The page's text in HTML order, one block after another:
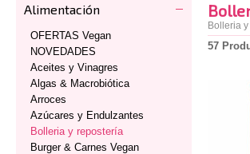
Alimentación
OFERTAS Vegan
NOVEDADES
Aceites y Vinagres
Algas & Macrobiótica
Arroces
Azúcares y Endulzantes
Bolleria y repostería
Burger & Carnes Vegan
Bolleria
57